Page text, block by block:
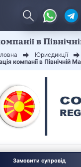
в
Юрисдикції
компанії в Північній
Замовити супровід